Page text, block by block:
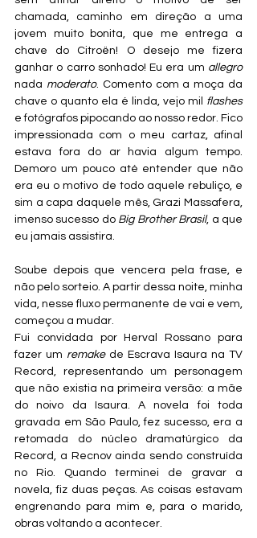
chamada, caminho em direção a uma
jovem muito bonita, que me entrega a
chave do Citroën! O desejo me fizera
ganhar o carro sonhado! Eu era um allegro
nada moderato. Comento com a moça da
chave o quanto ela é linda, vejo mil flashes
e fotógrafos pipocando ao nosso redor. Fico
impressionada com o meu cartaz, afinal
estava fora do ar havia algum tempo.
Demoro um pouco até entender que não
era eu o motivo de todo aquele rebuliço, e
sim a capa daquele mês, Grazi Massafera,
imenso sucesso do Big Brother Brasil, a que
eu jamais assistira.
Soube depois que vencera pela frase, e
não pelo sorteio. A partir dessa noite, minha
vida, nesse fluxo permanente de vai e vem,
começou a mudar.
Fui convidada por Herval Rossano para
fazer um remake de Escrava Isaura na TV
Record, representando um personagem
que não existia na primeira versão: a mãe
do noivo da Isaura. A novela foi toda
gravada em São Paulo, fez sucesso, era a
retomada do núcleo dramatúrgico da
Record, a Recnov ainda sendo construída
no Rio. Quando terminei de gravar a
novela, fiz duas peças. As coisas estavam
engrenando para mim e, para o marido,
obras voltando a acontecer.